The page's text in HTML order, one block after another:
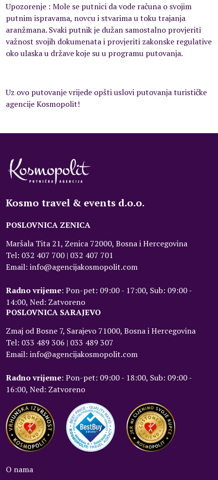
Upozorenje : Mole se putnici da vode računa o svojim
putnim ispravama, novcu i stvarima u toku trajanja
aranžmana. Svaki putnik je dužan samostalno provjeriti
važnost svojih dokumenata i provjeriti zakonske regulative
oko ulaska u države koje su u programu putovanja.
Uz ovo putovanje vrijede opšti uslovi putovanja turističke
agencije Kosmopolit!
Kosmo travel & events d.o.o.
POSLOVNICA ZENICA
Maršala Tita 21, Zenica 72000, Bosna i Hercegovina
Tel: 032 407 700 | 032 407 701
Email: info@agencijakosmopolit.com
Radno vrijeme: Pon-pet: 09:00 - 17:00, Sub: 09:00 -
14:00, Ned: Zatvoreno
POSLOVNICA SARAJEVO
Zmaj od Bosne 7, Sarajevo 71000, Bosna i Hercegovina
Tel: 033 489 306 | 033 489 307
Email: info@agencijakosmopolit.com
Radno vrijeme: Pon-pet: 09:00 - 18:00, Sub: 09:00 -
16:00, Ned: Zatvoreno
O nama